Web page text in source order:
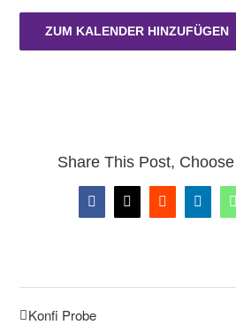
ZUM KALENDER HINZUFÜGEN
Share This Post,
Facebook
X Reddit
Konfi Probe